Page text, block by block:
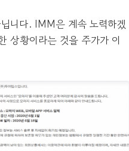
니다. IMM은 계속 노력하겠
상황이라는 것을 주가가 이